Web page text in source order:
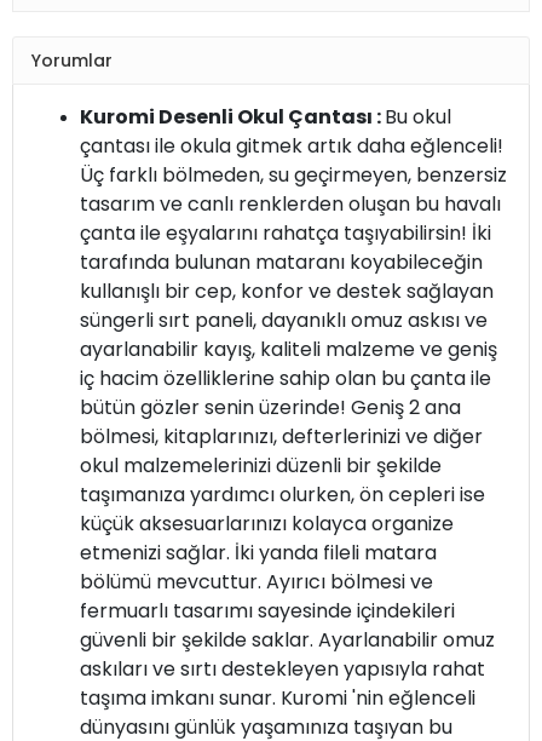
Yorumlar
Kuromi Desenli Okul Çantası :Bu okul
çantası ile okula gitmek artık daha eğlenceli!
Üç farklı bölmeden, su geçirmeyen, benzersiz
tasarım ve canlı renklerden oluşan bu havalı
çanta ile eşyalarını rahatça taşıyabilirsin! İki
tarafında bulunan mataranı koyabileceğin
kullanışlı bir cep, konfor ve destek sağlayan
süngerli sırt paneli, dayanıklı omuz askısı ve
ayarlanabilir kayış, kaliteli malzeme ve geniş
iç hacim özelliklerine sahip olan bu çanta ile
bütün gözler senin üzerinde! Geniş 2 ana
bölmesi, kitaplarınızı, defterlerinizi ve diğer
okul malzemelerinizi düzenli bir şekilde
taşımanıza yardımcı olurken, ön cepleri ise
küçük aksesuarlarınızı kolayca organize
etmenizi sağlar. İki yanda fileli matara
bölümü mevcuttur. Ayırıcı bölmesi ve
fermuarlı tasarımı sayesinde içindekileri
güvenli bir şekilde saklar. Ayarlanabilir omuz
askıları ve sırtı destekleyen yapısıyla rahat
taşıma imkanı sunar. Kuromi 'nin eğlenceli
dünyasını günlük yaşamınıza taşıyan bu